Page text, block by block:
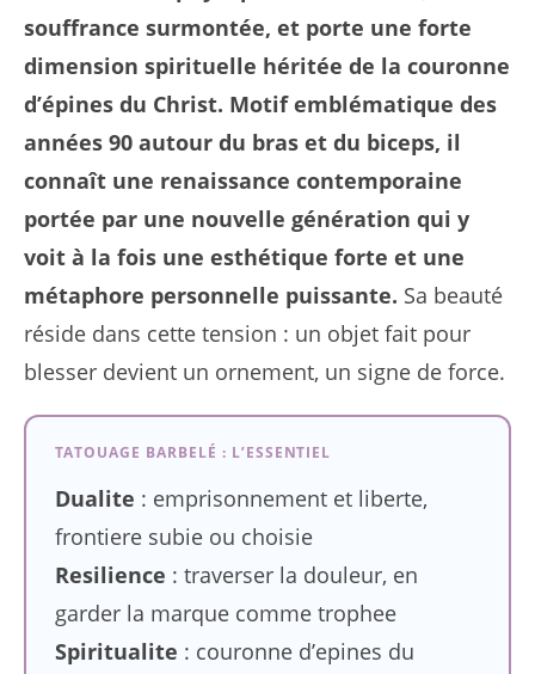
souffrance surmontée, et porte une forte
dimension spirituelle héritée de la couronne
d’épines du Christ. Motif emblématique des
années 90 autour du bras et du biceps, il
connaît une renaissance contemporaine
portée par une nouvelle génération qui y
voit à la fois une esthétique forte et une
métaphore personnelle puissante. Sa beauté
réside dans cette tension : un objet fait pour
blesser devient un ornement, un signe de force.
TATOUAGE BARBELÉ : L’ESSENTIEL
Dualite : emprisonnement et liberte,
frontiere subie ou choisie
Resilience : traverser la douleur, en
garder la marque comme trophee
Spiritualite : couronne d’epines du